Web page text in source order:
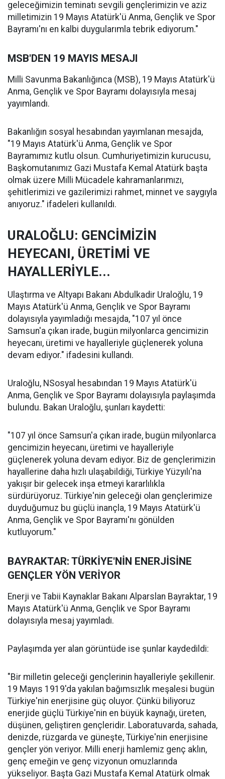
geleceğimizin teminatı sevgili gençlerimizin ve aziz
milletimizin 19 Mayıs Atatürk'ü Anma, Gençlik ve Spor
Bayramı'nı en kalbi duygularımla tebrik ediyorum."
MSB'DEN 19 MAYIS MESAJI
Milli Savunma Bakanlığınca (MSB), 19 Mayıs Atatürk'ü
Anma, Gençlik ve Spor Bayramı dolayısıyla mesaj
yayımlandı.
Bakanlığın sosyal hesabından yayımlanan mesajda,
"19 Mayıs Atatürk'ü Anma, Gençlik ve Spor
Bayramımız kutlu olsun. Cumhuriyetimizin kurucusu,
Başkomutanımız Gazi Mustafa Kemal Atatürk başta
olmak üzere Milli Mücadele kahramanlarımızı,
şehitlerimizi ve gazilerimizi rahmet, minnet ve saygıyla
anıyoruz." ifadeleri kullanıldı.
URALOĞLU: GENCİMİZİN
HEYECANI, ÜRETİMİ VE
HAYALLERİYLE...
Ulaştırma ve Altyapı Bakanı Abdulkadir Uraloğlu, 19
Mayıs Atatürk'ü Anma, Gençlik ve Spor Bayramı
dolayısıyla yayımladığı mesajda, "107 yıl önce
Samsun'a çıkan irade, bugün milyonlarca gencimizin
heyecanı, üretimi ve hayalleriyle güçlenerek yoluna
devam ediyor." ifadesini kullandı.
Uraloğlu, NSosyal hesabından 19 Mayıs Atatürk'ü
Anma, Gençlik ve Spor Bayramı dolayısıyla paylaşımda
bulundu. Bakan Uraloğlu, şunları kaydetti:
"107 yıl önce Samsun'a çıkan irade, bugün milyonlarca
gencimizin heyecanı, üretimi ve hayalleriyle
güçlenerek yoluna devam ediyor. Biz de gençlerimizin
hayallerine daha hızlı ulaşabildiği, Türkiye Yüzyılı'na
yakışır bir gelecek inşa etmeyi kararlılıkla
sürdürüyoruz. Türkiye'nin geleceği olan gençlerimize
duyduğumuz bu güçlü inançla, 19 Mayıs Atatürk'ü
Anma, Gençlik ve Spor Bayramı'nı gönülden
kutluyorum."
BAYRAKTAR: TÜRKİYE'NİN ENERJİSİNE
GENÇLER YÖN VERİYOR
Enerji ve Tabii Kaynaklar Bakanı Alparslan Bayraktar, 19
Mayıs Atatürk'ü Anma, Gençlik ve Spor Bayramı
dolayısıyla mesaj yayımladı.
Paylaşımda yer alan görüntüde ise şunlar kaydedildi:
"Bir milletin geleceği gençlerinin hayalleriyle şekillenir.
19 Mayıs 1919'da yakılan bağımsızlık meşalesi bugün
Türkiye'nin enerjisine güç oluyor. Çünkü biliyoruz
enerjide güçlü Türkiye'nin en büyük kaynağı, üreten,
düşünen, geliştiren gençleridir. Laboratuvarda, sahada,
denizde, rüzgarda ve güneşte, Türkiye'nin enerjisine
gençler yön veriyor. Milli enerji hamlemiz genç aklın,
genç emeğin ve genç vizyonun omuzlarında
yükseliyor. Başta Gazi Mustafa Kemal Atatürk olmak